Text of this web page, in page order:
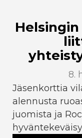
Helsingin
8.
Jäsenkorttia
alennusta
juomista ja